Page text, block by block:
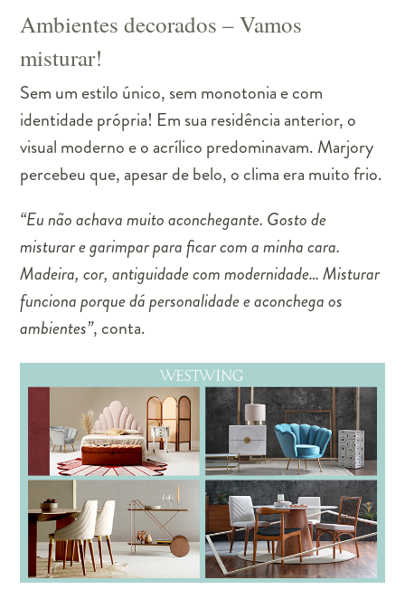
Ambientes decorados – Vamos
misturar!
Sem um estilo único, sem monotonia e com
identidade própria! Em sua residência anterior, o
visual moderno e o acrílico predominavam. Marjory
percebeu que, apesar de belo, o clima era muito frio.
“Eu não achava muito aconchegante. Gosto de
misturar e garimpar para ficar com a minha cara.
Madeira, cor, antiguidade com modernidade… Misturar
funciona porque dá personalidade e aconchega os
ambientes”, conta.